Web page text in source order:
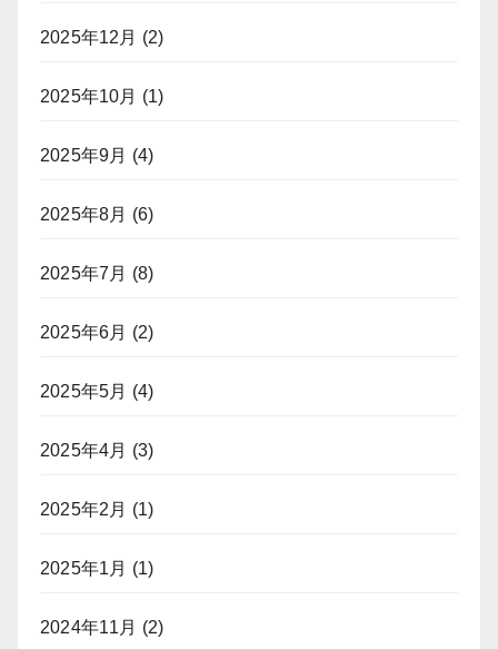
2025年12月 (2)
2025年10月 (1)
2025年9月 (4)
2025年8月 (6)
2025年7月 (8)
2025年6月 (2)
2025年5月 (4)
2025年4月 (3)
2025年2月 (1)
2025年1月 (1)
2024年11月 (2)